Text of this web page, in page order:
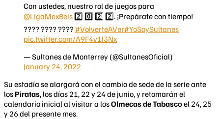
Con ustedes, nuestro rol de juegos para
@LigaMexBeis2️⃣ 0️⃣ 2️⃣ 2️⃣. ¡Prepárate con tiempo!
???? ???? ???? #VolverteAVer#YoSoySultanes
pic.twitter.com/A9F4v1l3Nx
— Sultanes de Monterrey (@SultanesOficial)
January 24, 2022
​Su estadía se alargará con el cambio de sede de la serie ante
los Piratas, los días 21, 22 y 24 de junio, y retomarán el
calendario inicial al visitar a losOlmecas de Tabascoel 24, 25
y 26 del presente mes.